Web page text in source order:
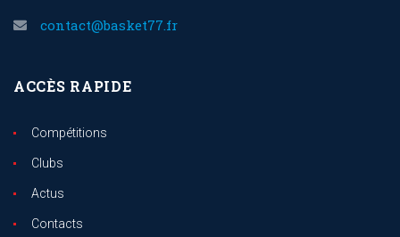
contact@basket77.fr
ACCÈS RAPIDE
Compétitions
Clubs
Actus
Contacts